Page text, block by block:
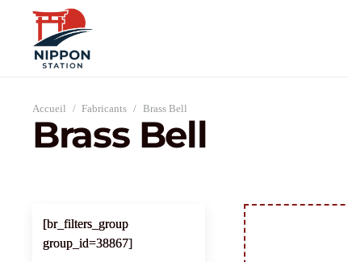
Accueil / Fabricants / Brass Bell
Brass Bell
[br_filters_group
group_id=38867]